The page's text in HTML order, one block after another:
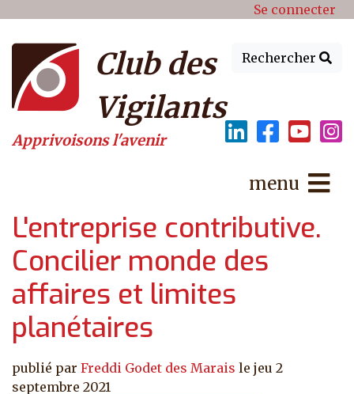
Menu du compte de Se connecter
Rechercher
Club des
Vigilants
Apprivoisons l'avenir
menu
L'entreprise contributive.
Concilier monde des
affaires et limites
planétaires
publié par Freddi Godet des Marais le jeu 2
septembre 2021